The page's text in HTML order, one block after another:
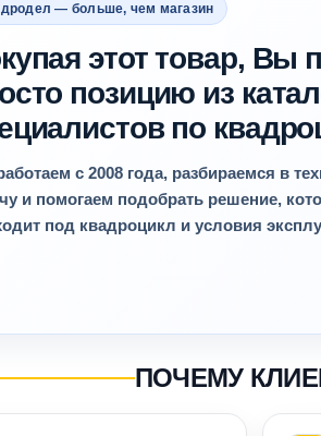
— больше, чем магазин
этот товар, Вы
позицию из
по
с 2008 года, разбираемся в
и помогаем подобрать решение,
под квадроцикл и условия
ПОЧЕМУ